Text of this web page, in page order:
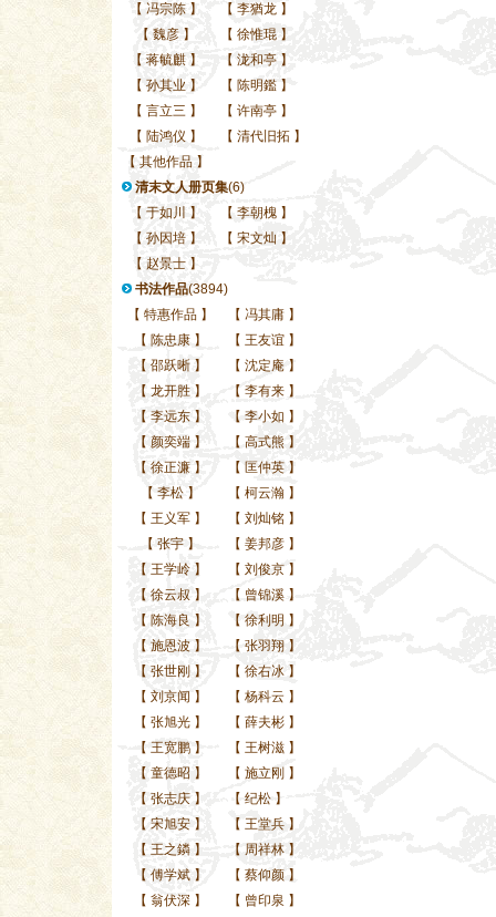
【 冯宗陈 】 【 李猶龙 】
【 魏彦 】 【 徐惟琨 】
【 蒋毓麒 】 【 泷和亭 】
【 孙其业 】 【 陈明鑑 】
【 言立三 】 【 许南亭 】
【 陆鸿仪 】 【 清代旧拓 】
【 其他作品 】
清末文人册页集(6)
【 于如川 】 【 李朝槐 】
【 孙因培 】 【 宋文灿 】
【 赵景士 】
书法作品(3894)
【 特惠作品】 【 冯其庸 】
【 陈忠康】 【 王友谊 】
【 邵跃晰】 【 沈定庵 】
【 龙开胜】 【 李有来 】
【 李远东】 【 李小如 】
【 颜奕端】 【 高式熊 】
【 徐正濂】 【 匡仲英 】
【 李松】 【 柯云瀚 】
【 王义军】 【 刘灿铭 】
【 张宇】 【 姜邦彦 】
【 王学岭】 【 刘俊京 】
【 徐云叔 】 【 曾锦溪 】
【 陈海良 】 【 徐利明 】
【 施恩波】 【 张羽翔 】
【 张世刚 】 【 徐右冰 】
【 刘京闻 】 【 杨科云 】
【 张旭光】 【 薛夫彬 】
【 王宽鹏】 【 王树滋 】
【 童德昭 】 【 施立刚 】
【 张志庆】 【 纪松 】
【 宋旭安】 【 王堂兵 】
【 王之鏻】 【 周祥林 】
【 傅学斌】 【 蔡仰颜 】
【 翁伏深】 【 曾印泉 】